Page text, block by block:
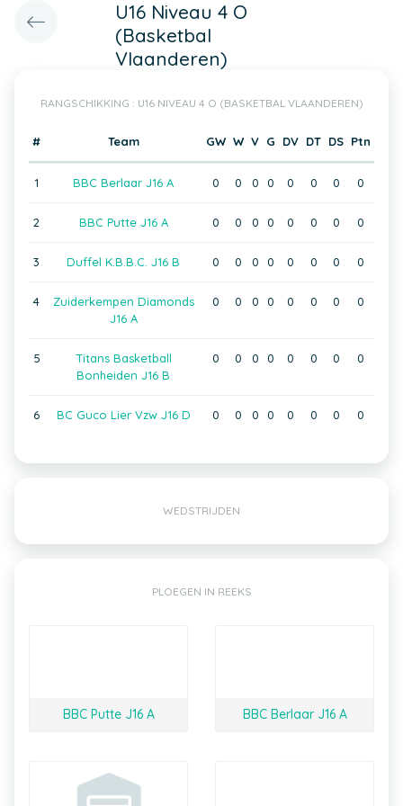
U16 Niveau 4 O
(Basketbal
Vlaanderen)
RANGSCHIKKING : U16 NIVEAU 4 O (BASKETBAL VLAANDEREN)
# Team GW W V G DV DT DS Ptn
1 BBC Berlaar J16 A 0 0 0 0 0 0 0 0
2 BBC Putte J16 A 0 0 0 0 0 0 0 0
3 Duffel K.B.B.C. J16 B 0 0 0 0 0 0 0 0
4
Zuiderkempen Diamonds
J16 A
0 0 0 0 0 0 0 0
5
Titans Basketball
Bonheiden J16 B
0 0 0 0 0 0 0 0
6 BC Guco Lier Vzw J16 D 0 0 0 0 0 0 0 0
WEDSTRIJDEN
PLOEGEN IN REEKS
BBC Putte J16 A BBC Berlaar J16 A